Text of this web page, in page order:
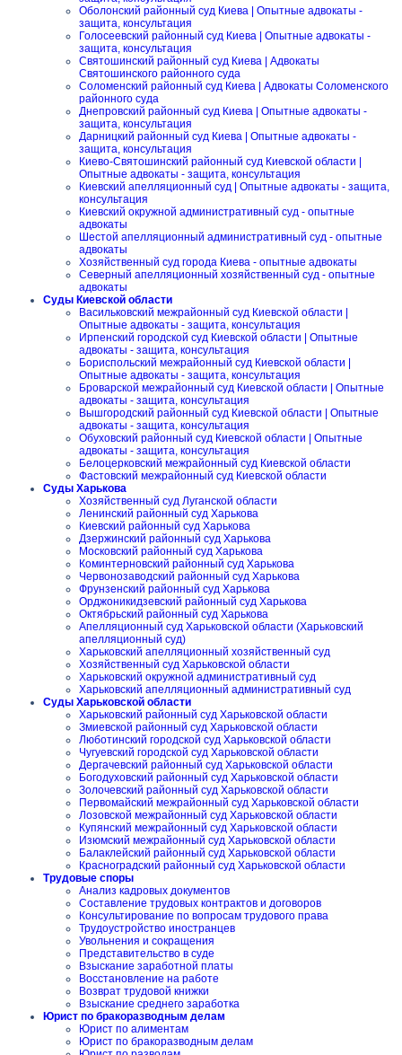
Оболонский районный суд Киева | Опытные адвокаты -
защита, консультация
Голосеевский районный суд Киева | Опытные адвокаты -
защита, консультация
Святошинский районный суд Киева | Адвокаты
Святошинского районного суда
Соломенский районный суд Киева | Адвокаты Соломенского
районного суда
Днепровский районный суд Киева | Опытные адвокаты -
защита, консультация
Дарницкий районный суд Киева | Опытные адвокаты -
защита, консультация
Киево-Святошинский районный суд Киевской области |
Опытные адвокаты - защита, консультация
Киевский апелляционный суд | Опытные адвокаты - защита,
консультация
Киевский окружной административный суд - опытные
адвокаты
Шестой апелляционный административный суд - опытные
адвокаты
Хозяйственный суд города Киева - опытные адвокаты
Северный апелляционный хозяйственный суд - опытные
адвокаты
Суды Киевской области
Васильковский межрайонный суд Киевской области |
Опытные адвокаты - защита, консультация
Ирпенский городской суд Киевской области | Опытные
адвокаты - защита, консультация
Бориспольский межрайонный суд Киевской области |
Опытные адвокаты - защита, консультация
Броварской межрайонный суд Киевской области | Опытные
адвокаты - защита, консультация
Вышгородский районный суд Киевской области | Опытные
адвокаты - защита, консультация
Обуховский районный суд Киевской области | Опытные
адвокаты - защита, консультация
Белоцерковский межрайонный суд Киевской области
Фастовский межрайонный суд Киевской области
Суды Харькова
Хозяйственный суд Луганской области
Ленинский районный суд Харькова
Киевский районный суд Харькова
Дзержинский районный суд Харькова
Московский районный суд Харькова
Коминтерновский районный суд Харькова
Червонозаводский районный суд Харькова
Фрунзенский районный суд Харькова
Орджоникидзевский районный суд Харькова
Октябрьский районный суд Харькова
Апелляционный суд Харьковской области (Харьковский
апелляционный суд)
Харьковский апелляционный хозяйственный суд
Хозяйственный суд Харьковской области
Харьковский окружной административный суд
Харьковский апелляционный административный суд
Суды Харьковской области
Харьковский районный суд Харьковской области
Змиевской районный суд Харьковской области
Люботинский городской суд Харьковской области
Чугуевский городской суд Харьковской области
Дергачевский районный суд Харьковской области
Богодуховский районный суд Харьковской области
Золочевский районный суд Харьковской области
Первомайский межрайонный суд Харьковской области
Лозовской межрайонный суд Харьковской области
Купянский межрайонный суд Харьковской области
Изюмский межрайонный суд Харьковской области
Балаклейский районный суд Харьковской области
Красноградский районный суд Харьковской области
Трудовые споры
Анализ кадровых документов
Составление трудовых контрактов и договоров
Консультирование по вопросам трудового права
Трудоустройство иностранцев
Увольнения и сокращения
Представительство в суде
Взыскание заработной платы
Восстановление на работе
Возврат трудовой книжки
Взыскание среднего заработка
Юрист по бракоразводным делам
Юрист по алиментам
Юрист по бракоразводным делам